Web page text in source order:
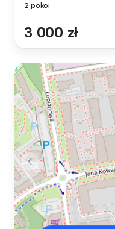
2 pokoi
3 000 zł